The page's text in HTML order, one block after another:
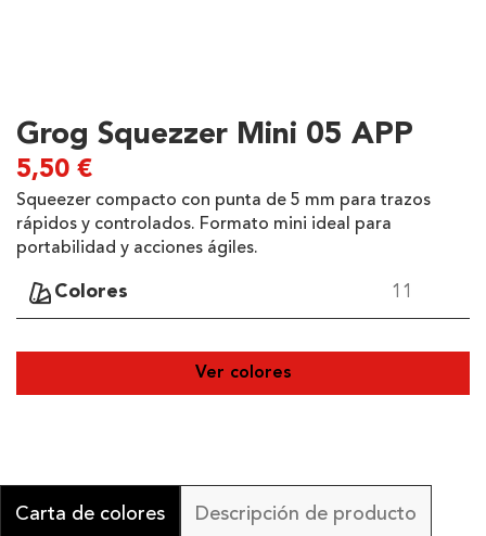
Grog Squezzer Mini 05 APP
5,50 €
Squeezer compacto con punta de 5 mm para trazos
rápidos y controlados. Formato mini ideal para
portabilidad y acciones ágiles.
Colores 11
Ver colores
Carta de colores Descripción de producto